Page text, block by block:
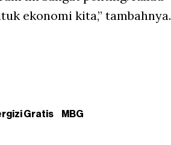
ekonomi kita,” tambahnya.
Gratis MBG